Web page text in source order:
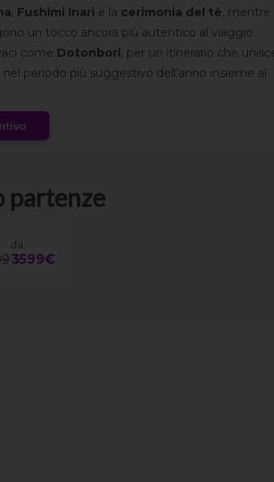
, Fushimi Inari e la cerimonia del tè, mentre
un tocco ancora più autentico al viaggio.
come Dotonbori, per un itinerario che
periodo più suggestivo dell’anno insieme al
partenze
da
3599€